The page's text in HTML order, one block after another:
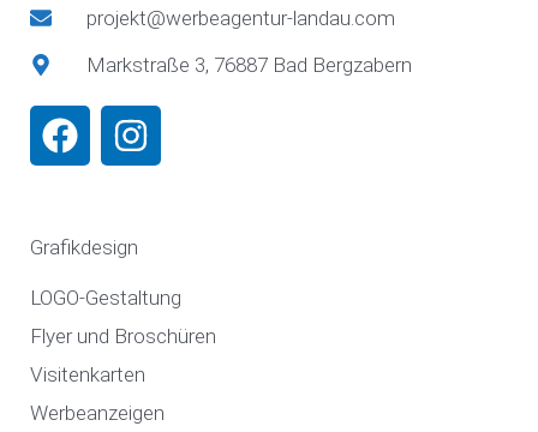
projekt@werbeagentur-landau.com
Markstraße 3, 76887 Bad Bergzabern
F
a
e
b
o
o
k
I
n
a
g
r
a
m
Grafikdesign
LOGO-Gestaltung
Flyer und Broschüren
Visitenkarten
Werbeanzeigen